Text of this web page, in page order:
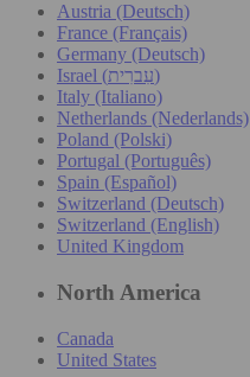
Austria (Deutsch)
France (Français)
Germany (Deutsch)
Israel (עִברִית)
Italy (Italiano)
Netherlands (Nederlands)
Poland (Polski)
Portugal (Português)
Spain (Español)
Switzerland (Deutsch)
Switzerland (English)
United Kingdom
North America
Canada
United States